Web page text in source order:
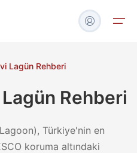
Lagün Rehberi
Rehberi
Türkiye'nin en
koruma altındaki